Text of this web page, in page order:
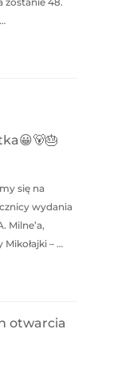
się na
wydania
Milne’a,
– …
otwarcia